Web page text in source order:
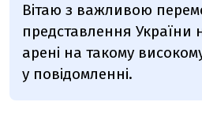
Вітаю з важливою
представлення України
арені на такому
у повідомленні.